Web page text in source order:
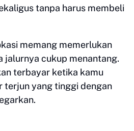
tanpa harus membeli
memang memerlukan
jalurnya cukup menantang.
terbayar ketika kamu
terjun yang tinggi dengan